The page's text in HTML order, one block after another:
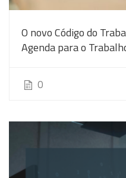
O novo Código do
Agenda para o
0